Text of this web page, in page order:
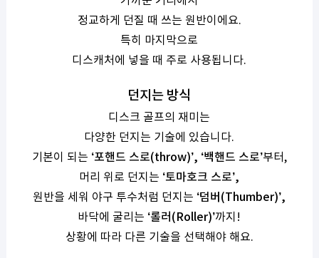
정교하게 던질 때 쓰는 원반이에요.
특히 마지막으로
디스캐처에 넣을 때 주로 사용됩니다.
던지는 방식
디스크 골프의 재미는
다양한 던지는 기술에 있습니다.
기본이 되는 ‘포핸드 스로(throw)’, ‘백핸드 스로’부터,
머리 위로 던지는 ‘토마호크 스로’,
원반을 세워 야구 투수처럼 던지는 ‘덤버(Thumber)’,
바닥에 굴리는 ‘롤러(Roller)’까지!
상황에 따라 다른 기술을 선택해야 해요.